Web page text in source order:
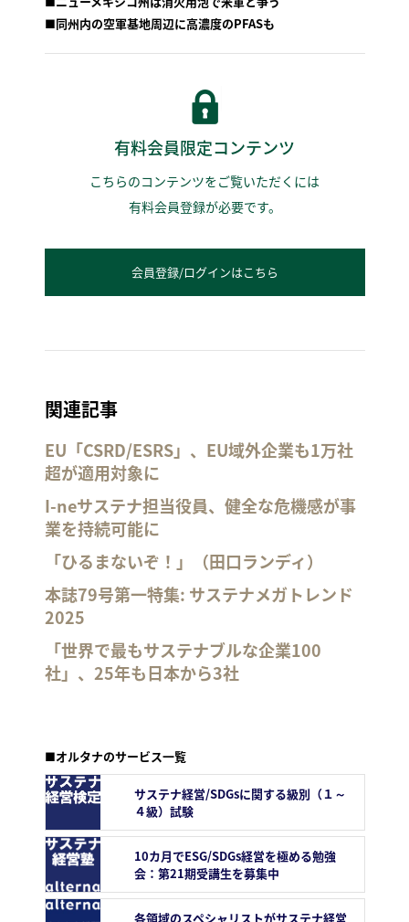
■同州内の空軍基地周辺に高濃度のPFASも
有料会員限定コンテンツ
こちらのコンテンツをご覧いただくには
有料会員登録が必要です。
会員登録/ログインはこちら
関連記事
EU「CSRD/ESRS」、EU域外企業も1万社
超が適用対象に
I-neサステナ担当役員、健全な危機感が事
業を持続可能に
「ひるまないぞ！」（田口ランディ）
本誌79号第一特集: サステナメガトレンド
2025
「世界で最もサステナブルな企業100
社」、25年も日本から3社
■オルタナのサービス一覧
サステナ経営/SDGsに関する級別（１～
４級）試験
10カ月でESG/SDGs経営を極める勉強
会：第21期受講生を募集中
各領域のスペシャリストがサステナ経営